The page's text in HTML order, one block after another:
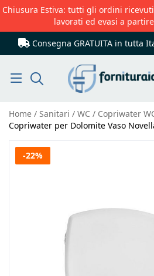
Chiusura Estiva: tutti gli ordini
lavorati ed evasi a
Consegna GRATUITA in tutta
Home Sanitari WC Copriwater
Copriwater per Dolomite Vaso
Vai
-22%